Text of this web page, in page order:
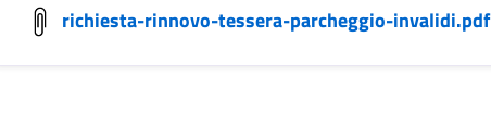
richiesta-rinnovo-tessera-parcheggio-invalidi.pdf